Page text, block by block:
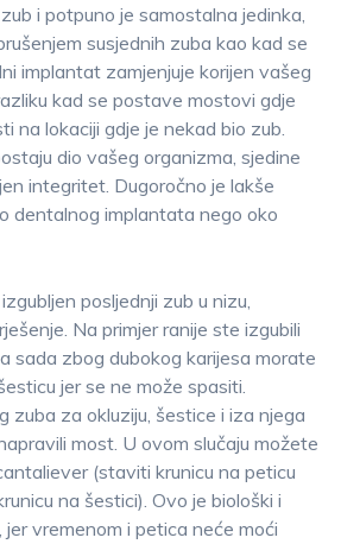
i potpuno je samostalna jedinka,
susjednih zuba kao kad se
implantat zamjenjuje korijen vašeg
kad se postave mostovi gdje
na lokaciji gdje je nekad bio zub.
dio vašeg organizma, sjedine
integritet. Dugoročno je lakše
dentalnog implantata nego oko
posljednji zub u nizu,
Na primjer ranije ste izgubili
sada zbog dubokog karijesa morate
jer se ne može spasiti.
zuba za okluziju, šestice i iza njega
most. U ovom slučaju možete
(staviti krunicu na peticu
na šestici). Ovo je biološki i
vremenom i petica neće moći